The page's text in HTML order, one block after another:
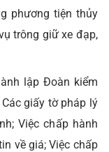
phương tiện thủy
trông giữ xe đạp,
lập Đoàn kiểm
giấy tờ pháp lý
Việc chấp hành
về giá; Việc chấp